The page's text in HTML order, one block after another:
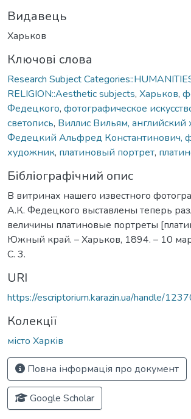
Видавець
Харьков
Ключові слова
Research Subject
RELIGION::Aesthetic subjects, Харьков,
Федецкого, фотографическое
светопись, Виллис Вильям, английский
Федецкий Альфред Константинович,
художник, платиновый портрет,
Бібліографічний опис
В витринах нашего известного
А.К. Федецкого выставлены теперь
величины платиновые портреты
Южный край. – Харьков, 1894. – 10
С. 3.
URI
https://escriptorium.karazin.ua/handle/
Колекції
місто Харків
Повна інформація про документ
Google Scholar